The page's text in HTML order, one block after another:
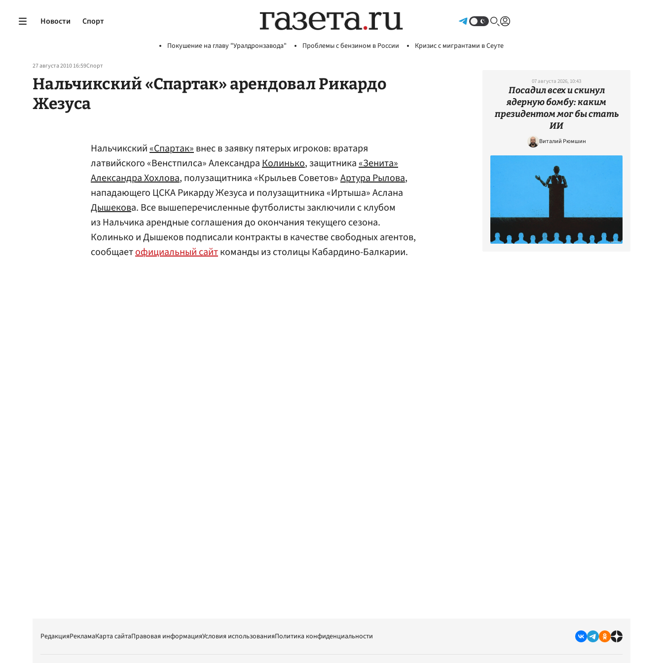
Новости Спорт
Покушение на главу "Уралдронзавода" Проблемы с бензином в России Кризис с мигрантами в Сеуте
27 августа 2010 16:59Спорт
Нальчикский «Спартак» арендовал Рикардо
Жезуса
Нальчикский«Спартак»внес в заявку пятерых игроков: вратаря
латвийского «Венстпилса» АлександраКолинько, защитника«Зенита»
Александра Хохлова, полузащитника «Крыльев Советов»Артура Рылова,
нападающего ЦСКА Рикарду Жезуса и полузащитника «Иртыша» Аслана
Дышекова. Все вышеперечисленные футболисты заключили с клубом
из Нальчика арендные соглашения до окончания текущего сезона.
Колинько и Дышеков подписали контракты в качестве свободных агентов,
сообщаетофициальный сайткоманды из столицы Кабардино-Балкарии.
07 августа 2026, 10:43
Посадил всех и скинул
ядерную бомбу: каким
президентом мог бы стать
ИИ
Виталий Рюмшин
РедакцияРекламаКарта сайтаПравовая информацияУсловия использованияПолитика конфиденциальности